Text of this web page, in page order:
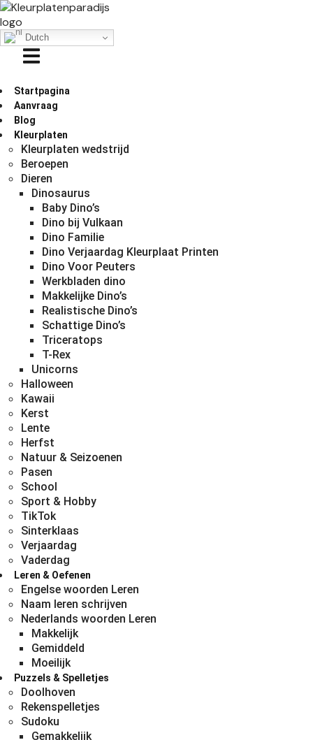
Dutch
Startpagina
Aanvraag
Blog
Kleurplaten
Kleurplaten wedstrijd
Beroepen
Dieren
Dinosaurus
Baby Dino’s
Dino bij Vulkaan
Dino Familie
Dino Verjaardag Kleurplaat Printen
Dino Voor Peuters
Werkbladen dino
Makkelijke Dino’s
Realistische Dino’s
Schattige Dino’s
Triceratops
T-Rex
Unicorns
Halloween
Kawaii
Kerst
Lente
Herfst
Natuur & Seizoenen
Pasen
School
Sport & Hobby
TikTok
Sinterklaas
Verjaardag
Vaderdag
Leren & Oefenen
Engelse woorden Leren
Naam leren schrijven
Nederlands woorden Leren
Makkelijk
Gemiddeld
Moeilijk
Puzzels & Spelletjes
Doolhoven
Rekenspelletjes
Sudoku
Gemakkelijk